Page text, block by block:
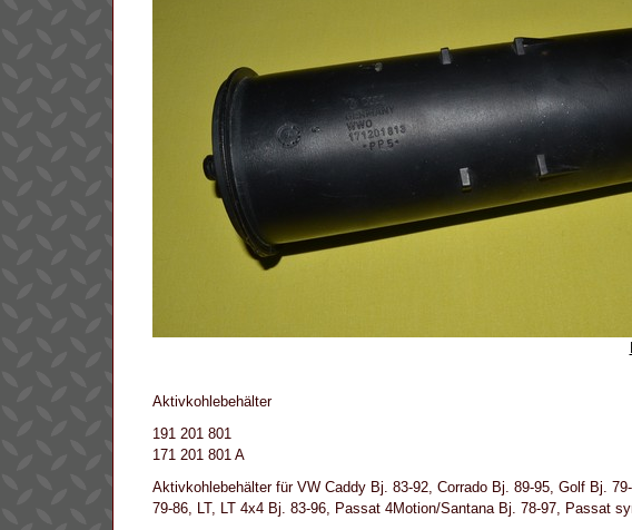
Aktivkohlebehälter
191 201 801
171 201 801 A
Aktivkohlebehälter für VW Caddy Bj. 83-92, Corrado Bj. 89-95, Golf Bj.
79-86, LT, LT 4x4 Bj. 83-96, Passat 4Motion/Santana Bj. 78-97, Passat